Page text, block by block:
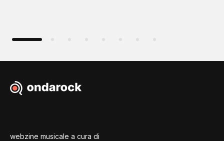
webzine musicale a cura di